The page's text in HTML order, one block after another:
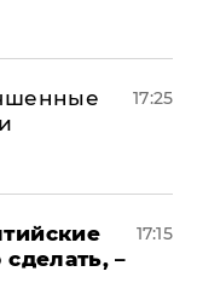
17:25
–
17:15